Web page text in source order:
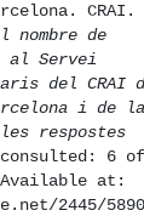
nombre de
al Servei
del CRAI
i de la
respostes
6 of
at:
2445/